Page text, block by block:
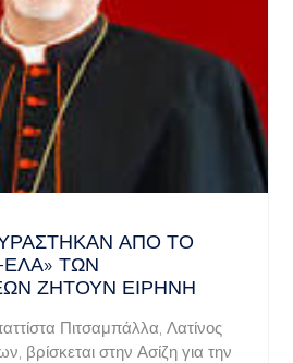
ΑΠΌ ΤΟ
ΤΩΝ
ΖΗΤΟΎΝ ΕΙΡΉΝΗ
Πιτσαμπάλλα, Λατίνος
βρίσκεται στην Ασίζη για την